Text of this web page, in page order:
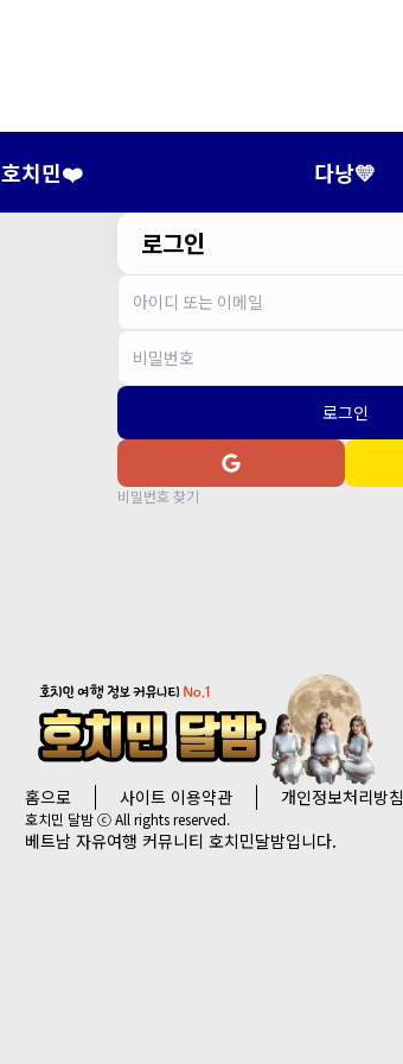
호치민❤️ 다낭💛
로그인
로그인
비밀번호 찾기
홈으로 사이트 이용약관 개인정보처리방침
호치민 달밤 ⓒ All rights reserved.
베트남 자유여행 커뮤니티 호치민달밤입니다.